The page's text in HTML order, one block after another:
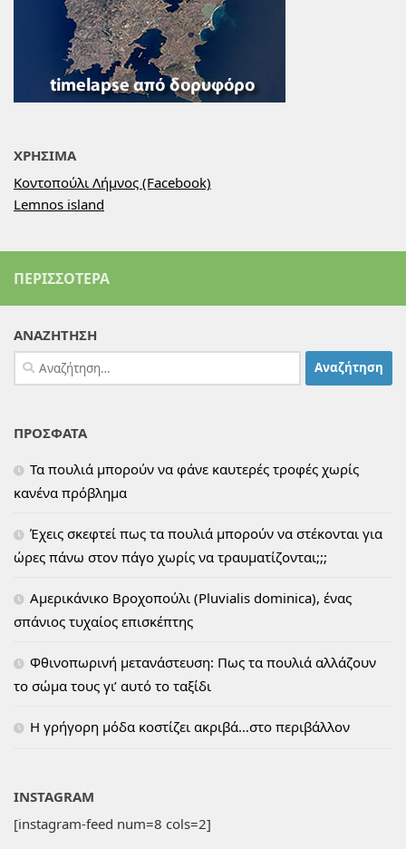
ΧΡΗΣΙΜΑ
Κοντοπούλι Λήμνος (Facebook)
Lemnos island
ΠΕΡΙΣΣΌΤΕΡΑ
ΑΝΑΖΗΤΗΣΗ
Αναζήτηση
για:
ΠΡΟΣΦΑΤΑ
Τα πουλιά μπορούν να φάνε καυτερές τροφές χωρίς
κανένα πρόβλημα
Έχεις σκεφτεί πως τα πουλιά μπορούν να στέκονται για
ώρες πάνω στον πάγο χωρίς να τραυματίζονται;;;
Αμερικάνικο Βροχοπούλι (Pluvialis dominica), ένας
σπάνιος τυχαίος επισκέπτης
Φθινοπωρινή μετανάστευση: Πως τα πουλιά αλλάζουν
το σώμα τους γι’ αυτό το ταξίδι
H γρήγορη μόδα κοστίζει ακριβά…στο περιβάλλον
INSTAGRAM
[instagram-feed num=8 cols=2]